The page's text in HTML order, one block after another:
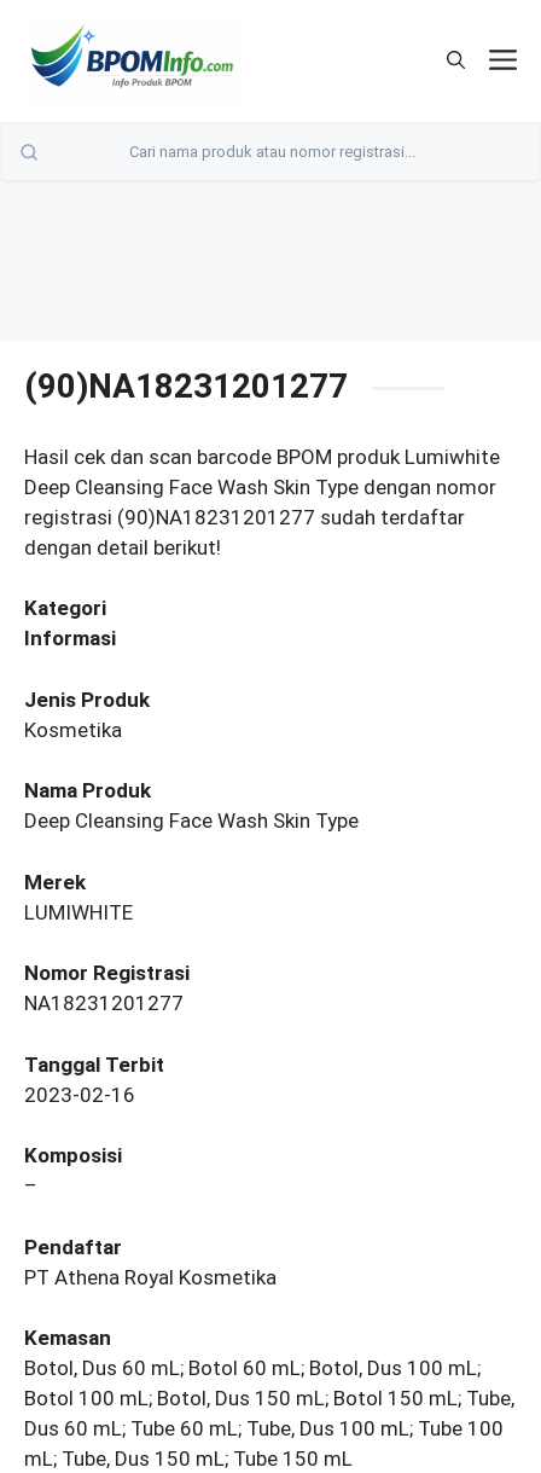
(90)NA18231201277
Hasil cek dan scan barcode BPOM produk Lumiwhite
Deep Cleansing Face Wash Skin Type dengan nomor
registrasi (90)NA18231201277 sudah terdaftar
dengan detail berikut!
Kategori
Informasi
Jenis Produk
Kosmetika
Nama Produk
Deep Cleansing Face Wash Skin Type
Merek
LUMIWHITE
Nomor Registrasi
NA18231201277
Tanggal Terbit
2023-02-16
Komposisi
–
Pendaftar
PT Athena Royal Kosmetika
Kemasan
Botol, Dus 60 mL; Botol 60 mL; Botol, Dus 100 mL;
Botol 100 mL; Botol, Dus 150 mL; Botol 150 mL; Tube,
Dus 60 mL; Tube 60 mL; Tube, Dus 100 mL; Tube 100
mL; Tube, Dus 150 mL; Tube 150 mL